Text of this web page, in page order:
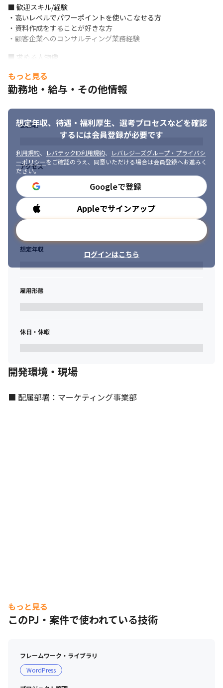
■ 歓迎スキル/経験
・高いレベルでパワーポイントを使いこなせる方
・資料作成をすることが好きな方
・顧客企業へのコンサルティング業務経験
■ 求める人物像
・大量業務を捌ける方
・高いコミュニケーション能力
・リーダーシップがある方
・体裁だけのコミュニケーションが嫌いな方
・厳しい真実も軋轢を作らず述べられる方
・「ものしり」な方
もっと見る
勤務地・給与・その他情報
想定年収、待遇・福利厚生、 選考プロセスなどを確認
するには会員登録が必要です
利用規約、 レバテックID利用規約、
レバレジーズグループ・プライバシ
ーポリシーをご確認のうえ、同意いただける場合は会員登録へお進みく
ださい。
Googleで登録
Appleでサインアップ
ログインはこちら
勤務地
アクセス
勤務時間
想定年収
雇用形態
休日・休暇
開発環境・現場
■ 配属部署：マーケティング事業部
もっと見る
このPJ・案件で使われている技術
フレームワーク・ライブラリ
WordPress